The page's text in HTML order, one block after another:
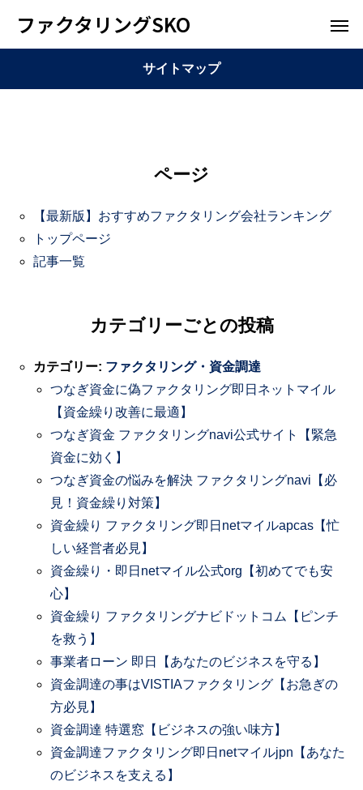
ファクタリングSKO
サイトマップ
ページ
【最新版】おすすめファクタリング会社ランキング
トップページ
記事一覧
カテゴリーごとの投稿
カテゴリー: ファクタリング・資金調達
つなぎ資金に偽ファクタリング即日ネットマイル
【資金繰り改善に最適】
つなぎ資金 ファクタリングnavi公式サイト【緊急
資金に効く】
つなぎ資金の悩みを解決 ファクタリングnavi【必
見！資金繰り対策】
資金繰り ファクタリング即日netマイルapcas【忙
しい経営者必見】
資金繰り・即日netマイル公式org【初めてでも安
心】
資金繰り ファクタリングナビドットコム【ピンチ
を救う】
事業者ローン 即日【あなたのビジネスを守る】
資金調達の事はVISTIAファクタリング【お急ぎの
方必見】
資金調達 特選窓【ビジネスの強い味方】
資金調達ファクタリング即日netマイルjpn【あなた
のビジネスを支える】